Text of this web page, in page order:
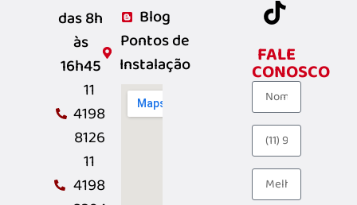
das 8h
às
16h45
11
4198
8126
11
4198
Blog
Pontos de
Instalação
FALE
CONOSCO